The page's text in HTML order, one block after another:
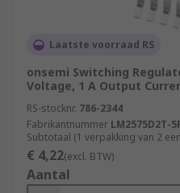
Laatste voorraad RS
onsemi Switching
Voltage, 1 A Output
RS-stocknr. 786-2344
Fabrikantnummer LM2575D2T-
Subtotaal (1 verpakking van 2
€ 4,22(excl. BTW)
Aantal